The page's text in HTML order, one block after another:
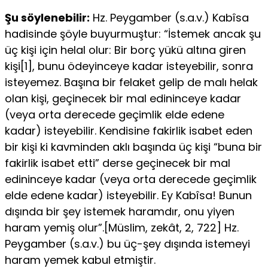
Şu söylenebilir: Hz. Peygamber (s.a.v.) Kabîsa
hadisinde şöyle buyurmuş­tur: “İstemek ancak şu
üç kişi için helal olur: Bir borç yükü altına giren
kişi[1], bunu ödeyinceye kadar isteyebilir, sonra
isteyemez. Başına bir felaket gelip de malı helak
olan kişi, geçinecek bir mal edininceye kadar
(veya orta dere­cede geçimlik elde edene
kadar) isteyebilir. Kendisine fakirlik isabet eden
bir kişi ki kavminden aklı başında üç kişi “buna bir
fakirlik isabet etti” derse ge­çinecek bir mal
edininceye kadar (veya orta derecede geçimlik
elde edene kadar) isteyebilir. Ey Kabîsa! Bunun
dışında bir şey istemek haramdır, onu yiyen
haram yemiş olur”.[Müslim, zekât, 2, 722] Hz.
Peygamber (s.a.v.) bu üç-şey dışında isteme­yi
haram yemek kabul etmiştir.